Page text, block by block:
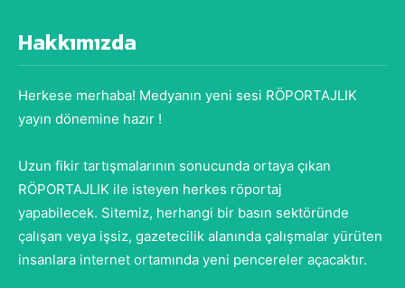
Hakkımızda
Herkese merhaba! Medyanın yeni sesi RÖPORTAJLIK
yayın dönemine hazır !
Uzun fikir tartışmalarının sonucunda ortaya çıkan
RÖPORTAJLIK ile isteyen herkes röportaj
yapabilecek. Sitemiz, herhangi bir basın sektöründe
çalışan veya işsiz, gazetecilik alanında çalışmalar yürüten
insanlara internet ortamında yeni pencereler açacaktır.